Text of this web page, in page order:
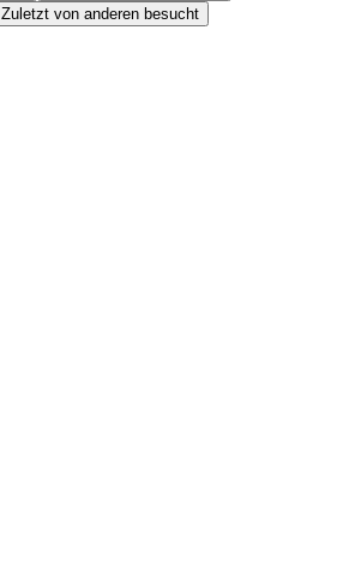
Zuletzt von anderen besucht